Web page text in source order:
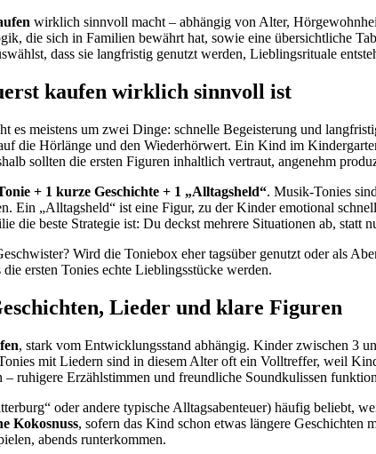
wirklich sinnvoll macht – abhängig von Alter,
die sich in Familien bewährt hat, sowie eine übersichtliche
dass sie langfristig genutzt werden, Lieblingsrituale
kaufen wirklich sinnvoll ist
es meistens um zwei Dinge: schnelle Begeisterung und
die Hörlänge und den Wiederhörwert. Ein Kind im
sollten die ersten Figuren inhaltlich vertraut, angenehm
+ 1 kurze Geschichte + 1 „Alltagsheld“. Musik-Tonies
Ein „Alltagsheld“ ist eine Figur, zu der Kinder emotional
die beste Strategie ist: Du deckst mehrere Situationen ab, statt
Wird die Toniebox eher tagsüber genutzt oder als
ersten Tonies echte Lieblingsstücke werden.
Lieder und klare Figuren
, stark vom Entwicklungsstand abhängig. Kinder zwischen 3
mit Liedern sind in diesem Alter oft ein Volltreffer, weil
ruhigere Erzählstimmen und freundliche Soundkulissen
oder andere typische Alltagsabenteuer) häufig beliebt,
Kokosnuss, sofern das Kind schon etwas längere Geschichten
abends runterkommen.